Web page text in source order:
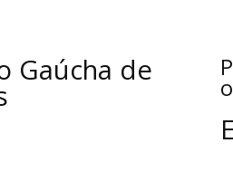
Gaúcha de